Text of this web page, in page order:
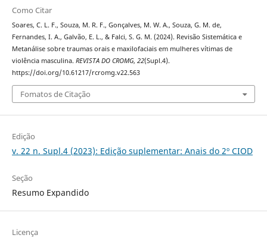
Como Citar
Soares, C. L. F., Souza, M. R. F., Gonçalves, M. W. A., Souza, G. M. de,
Fernandes, I. A., Galvão, E. L., & Falci, S. G. M. (2024). Revisão Sistemática e
Metanálise sobre traumas orais e maxilofaciais em mulheres vítimas de
violência masculina. REVISTA DO CROMG, 22(Supl.4).
https://doi.org/10.61217/rcromg.v22.563
Fomatos de Citação
Edição
v. 22 n. Supl.4 (2023): Edição suplementar: Anais do 2º CIOD
Seção
Resumo Expandido
Licença